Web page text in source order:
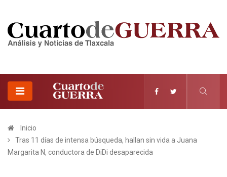
Inicio
Tras 11 días de intensa búsqueda, hallan sin vida a Juana
Margarita N, conductora de DiDi desaparecida